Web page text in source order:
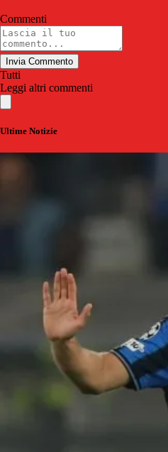
Commenti
Invia Commento
Tutti
Leggi altri commenti
Ultime Notizie